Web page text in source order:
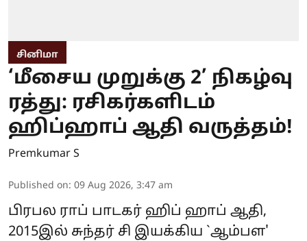
சினிமா
‘மீசைய முறுக்கு 2’ நிகழ்வு
ரத்து: ரசிகர்களிடம்
ஹிப்ஹாப் ஆதி வருத்தம்!
Premkumar S
Published on: 09 Aug 2026, 3:47 am
பிரபல ராப் பாடகர் ஹிப் ஹாப் ஆதி,
2015இல் சுந்தர் சி இயக்கிய `ஆம்பள'